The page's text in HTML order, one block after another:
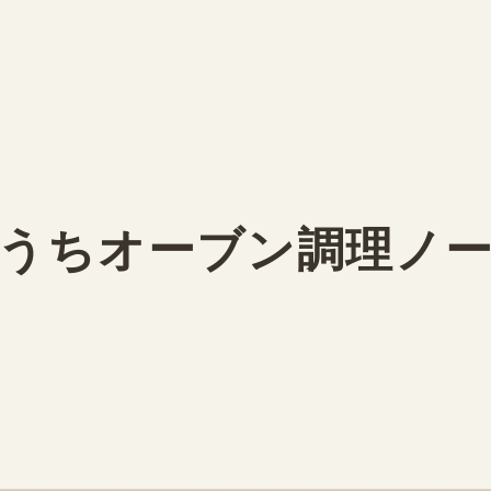
ちオーブン調理ノ